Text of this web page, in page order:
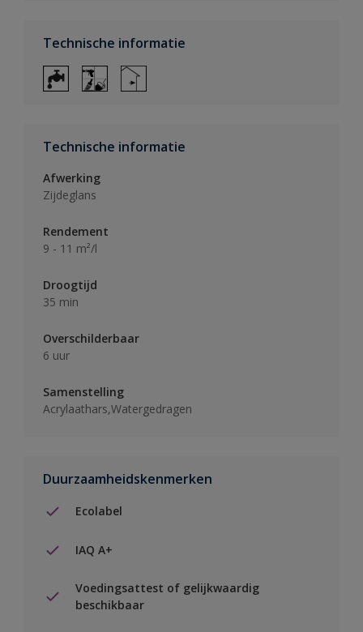
Technische informatie
Technische informatie
Afwerking
Zijdeglans
Rendement
9 - 11 m²/l
Droogtijd
35 min
Overschilderbaar
6 uur
Samenstelling
Acrylaathars,Watergedragen
Duurzaamheidskenmerken
Ecolabel
IAQ A+
Voedingsattest of gelijkwaardig
beschikbaar